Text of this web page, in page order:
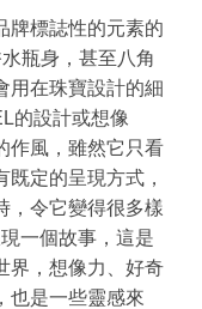
牌標誌性的元素的
瓶身，甚至八角
用在珠寶設計的細
的設計或想像
作風，雖然它只看
定的呈現方式，
，令它變得很多樣
一個故事，這是
界，想像力、好奇
也是一些靈感來